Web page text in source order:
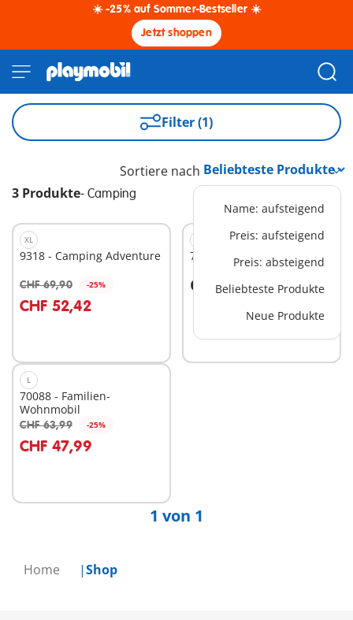
☀️ -25% auf Sommer-Bestseller ☀️
Jetzt shoppen
Home Shop
Filter (1)
3 Produkte- Camping
Sortiere nach
Name: aufsteigend
Preis: aufsteigend
Preis: absteigend
Beliebteste Produkte
Neue Produkte
XL
9318 - Camping Adventure
CHF 69,90 -25%
CHF 52,42
In den Warenkorb
71425 - Zelten
CHF 29,90
In den Warenkorb
L
70088 - Familien-
Wohnmobil
CHF 63,99 -25%
CHF 47,99
1 von 1